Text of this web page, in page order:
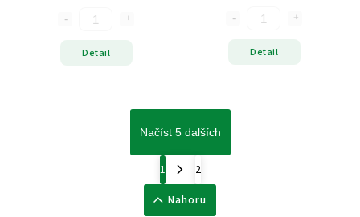
Detail Detail
Načíst 5 dalších
1
2
Nahoru